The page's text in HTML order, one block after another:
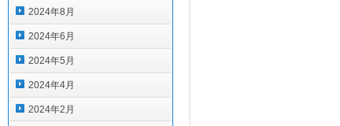
2024年8月
2024年6月
2024年5月
2024年4月
2024年2月